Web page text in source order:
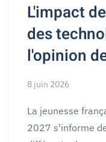
L'impact
des
l'opinion
8 juin 2026
La jeunesse
2027 s'informe